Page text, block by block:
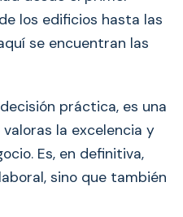
los edificios hasta las
se encuentran las
práctica, es una
la excelencia y
Es, en definitiva,
sino que también